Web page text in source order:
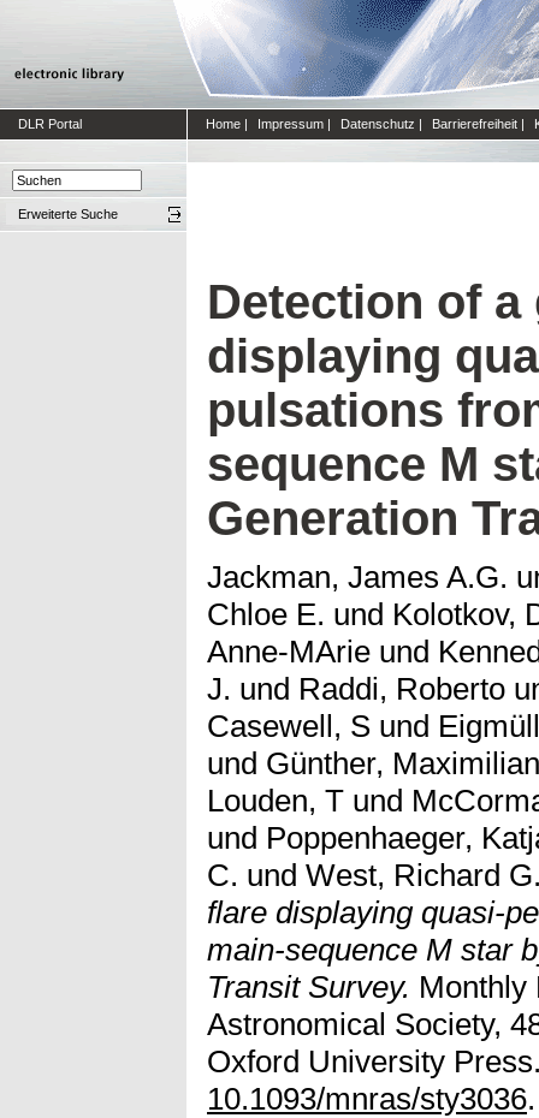
DLR Portal Home | Impressum | Datenschutz | Barrierefreiheit |
Erweiterte Suche
Detection of
displaying
pulsations
sequence M
Generation
Jackman, James A.G.
Chloe E. und Kolotkov,
Anne-MArie und
J. und Raddi, Roberto
Casewell, S und
und Günther,
Louden, T und
und Poppenhaeger,
C. und West, Richard
flare displaying quasi-
main-sequence M star
Transit Survey. Monthly
Astronomical Society,
Oxford University
10.1093/mnras/sty3036